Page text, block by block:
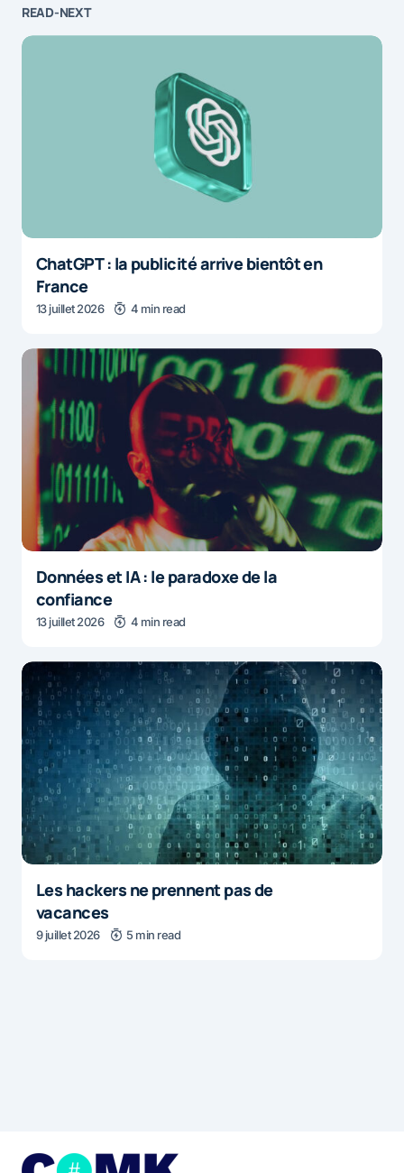
READ-NEXT
ChatGPT : la publicité arrive bientôt en
France
13 juillet 2026 4 min read
Données et IA : le paradoxe de la
confiance
13 juillet 2026 4 min read
Les hackers ne prennent pas de
vacances
9 juillet 2026 5 min read